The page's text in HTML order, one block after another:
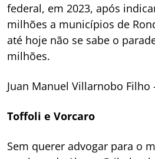
federal, em 2023, após
milhões a municípios de
até hoje não se sabe o
milhões.
Juan Manuel Villarnobo Filho
Toffoli e Vorcaro
Sem querer advogar para o